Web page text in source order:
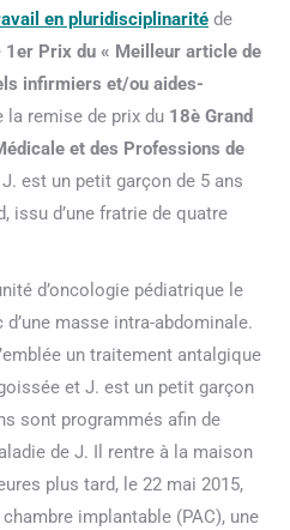
en pluridisciplinarité de
1er Prix du « Meilleur article de
infirmiers et/ou aides-
la remise de prix du 18è Grand
et des Professions de
est un petit garçon de 5 ans
issu d’une fratrie de quatre
d’oncologie pédiatrique le
masse intra-abdominale.
un traitement antalgique
et J. est un petit garçon
sont programmés afin de
de J. Il rentre à la maison
plus tard, le 22 mai 2015,
implantable (PAC), une